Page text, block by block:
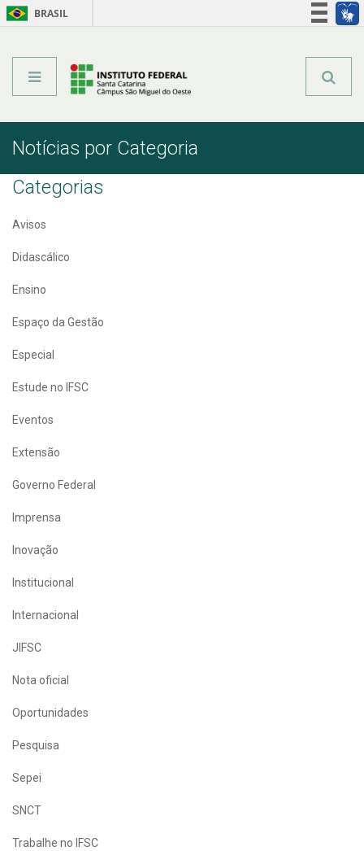
BRASIL
Notícias por Categoria
Categorias
Avisos
Didascálico
Ensino
Espaço da Gestão
Especial
Estude no IFSC
Eventos
Extensão
Governo Federal
Imprensa
Inovação
Institucional
Internacional
JIFSC
Nota oficial
Oportunidades
Pesquisa
Sepei
SNCT
Trabalhe no IFSC